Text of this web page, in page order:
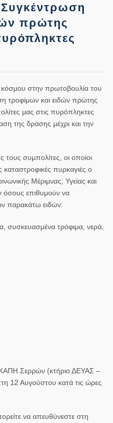
πρώτης
στην πρωτοβουλία του
τροφίμων και ειδών πρώτης
μας στις πυρόπληκτες
της δράσης μέχρι και την
τους συμπολίτες, οι οποίοι
καταστροφικές πυρκαγιές ο
Μέριμνας, Υγείας και
όσους επιθυμούν να
παρακάτω ειδών:
συσκευασμένα τρόφιμα, νερά,
Σερρών (κτήριο ΔΕΥΑΣ –
12 Αυγούστου κατά τις ώρες
να απευθύνεστε στη